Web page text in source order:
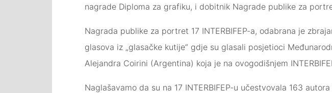
nagrade Diploma za grafiku, i dobitnik Nagrade publike za
Nagrada publike za portret 17 INTERBIFEP-a, odabrana je
glasova iz „glasačke kutije“ gdje su glasali posjetioci
Alejandra Coirini (Argentina) koja je na ovogodišnjem
Naglašavamo da su na 17 INTERBIFEP-u učestvovala 163